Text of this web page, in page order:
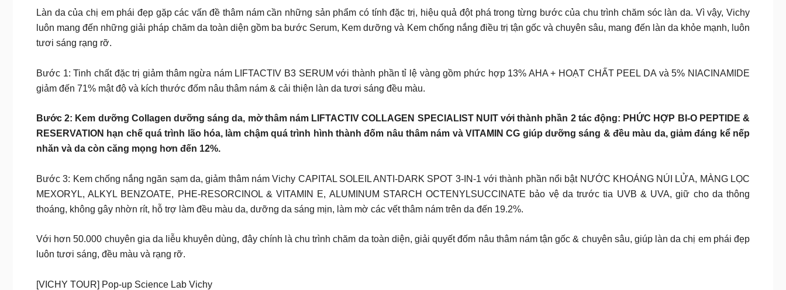
Làn da của chị em phái đẹp gặp các vấn đề thâm nám cần những sản phẩm có tính đặc trị, hiệu quả đột phá trong từng bước của chu trình chăm sóc làn da. Vì vậy, Vichy
luôn mang đến những giải pháp chăm da toàn diện gồm ba bước Serum, Kem dưỡng và Kem chống nắng điều trị tận gốc và chuyên sâu, mang đến làn da khỏe mạnh, luôn
tươi sáng rạng rỡ.
Bước 1: Tinh chất đặc trị giảm thâm ngừa nám LIFTACTIV B3 SERUM với thành phần tỉ lệ vàng gồm phức hợp 13% AHA + HOẠT CHẤT PEEL DA và 5% NIACINAMIDE
giảm đến 71% mật độ và kích thước đốm nâu thâm nám & cải thiện làn da tươi sáng đều màu.
Bước 2: Kem dưỡng Collagen dưỡng sáng da, mờ thâm nám LIFTACTIV COLLAGEN SPECIALIST NUIT với thành phần 2 tác động: PHỨC HỢP BI-O PEPTIDE &
RESERVATION hạn chế quá trình lão hóa, làm chậm quá trình hình thành đốm nâu thâm nám và VITAMIN CG giúp dưỡng sáng & đều màu da, giảm đáng kể nếp
nhăn và da còn căng mọng hơn đến 12%.
Bước 3: Kem chống nắng ngăn sạm da, giảm thâm nám Vichy CAPITAL SOLEIL ANTI-DARK SPOT 3-IN-1 với thành phần nổi bật NƯỚC KHOÁNG NÚI LỬA, MÀNG LỌC
MEXORYL, ALKYL BENZOATE, PHE-RESORCINOL & VITAMIN E, ALUMINUM STARCH OCTENYLSUCCINATE bảo vệ da trước tia UVB & UVA, giữ cho da thông
thoáng, không gây nhờn rít, hỗ trợ làm đều màu da, dưỡng da sáng mịn, làm mờ các vết thâm nám trên da đến 19.2%.
Với hơn 50.000 chuyên gia da liễu khuyên dùng, đây chính là chu trình chăm da toàn diện, giải quyết đốm nâu thâm nám tận gốc & chuyên sâu, giúp làn da chị em phái đẹp
luôn tươi sáng, đều màu và rạng rỡ.
[VICHY TOUR] Pop-up Science Lab Vichy